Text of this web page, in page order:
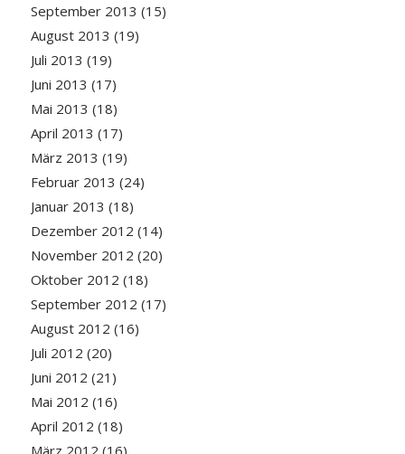
September 2013 (15)
August 2013 (19)
Juli 2013 (19)
Juni 2013 (17)
Mai 2013 (18)
April 2013 (17)
März 2013 (19)
Februar 2013 (24)
Januar 2013 (18)
Dezember 2012 (14)
November 2012 (20)
Oktober 2012 (18)
September 2012 (17)
August 2012 (16)
Juli 2012 (20)
Juni 2012 (21)
Mai 2012 (16)
April 2012 (18)
März 2012 (16)